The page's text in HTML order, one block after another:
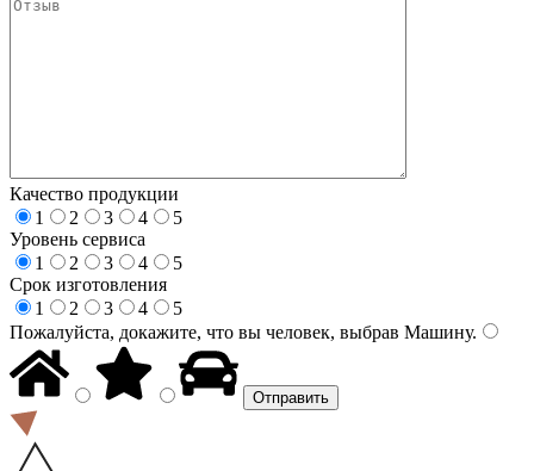
Качество продукции
1
2 3 4
5
Уровень сервиса
1
2 3 4
5
Срок изготовления
1
2 3 4
5
Пожалуйста, докажите, что вы человек, выбрав Машину.